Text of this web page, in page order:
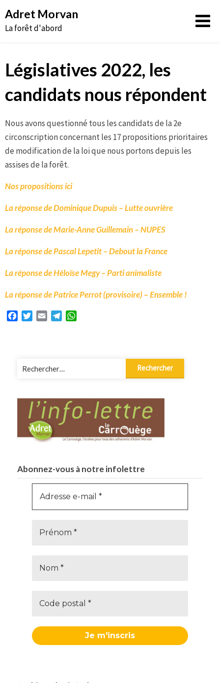
au
contenu
Adret Morvan
La forêt d'abord
Législatives 2022, les
candidats nous répondent
Nous avons questionné tous les candidats de la 2e
circonscription concernant les 17 propositions prioritaires
de modification de la loi que nous portons depuis les
assises de la forêt.
Nos propositions ici
La réponse de Dominique Dupuis – Lutte ouvrière
La réponse de Marie-Anne Guillemain – NUPES
La réponse de Pascal Lepetit – Debout la France
La réponse de Héloïse Megy – Parti animaliste
La réponse de Patrice Perrot(provisoire)–Ensemble !
Facebook
Twitter
Email Telegram
Abonnez-vous à notre infolettre